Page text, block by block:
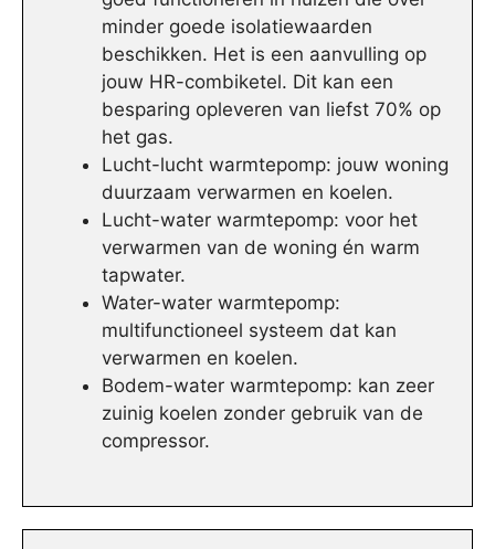
minder goede isolatiewaarden
beschikken. Het is een aanvulling op
jouw HR-combiketel. Dit kan een
besparing opleveren van liefst 70% op
het gas.
Lucht-lucht warmtepomp: jouw woning
duurzaam verwarmen en koelen.
Lucht-water warmtepomp: voor het
verwarmen van de woning én warm
tapwater.
Water-water warmtepomp:
multifunctioneel systeem dat kan
verwarmen en koelen.
Bodem-water warmtepomp: kan zeer
zuinig koelen zonder gebruik van de
compressor.